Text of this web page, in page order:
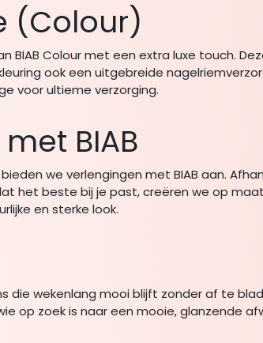
(Colour)
BIAB Colour met een extra luxe touch.
ook een uitgebreide
voor ultieme verzorging.
BIAB
we verlengingen met BIAB aan.
het beste bij je past, creëren we op
en sterke look.
die wekenlang mooi blijft zonder af te
op zoek is naar een mooie, glanzende